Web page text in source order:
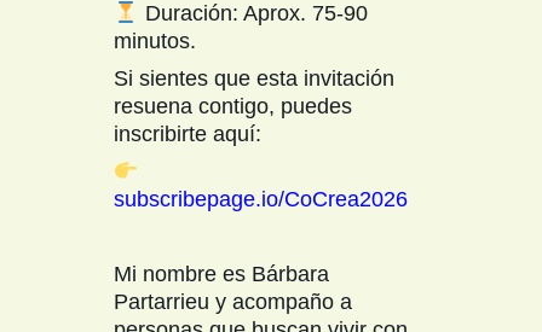
Duración: Aprox. 75-90
minutos.
Si sientes que esta invitación
resuena contigo, puedes
inscribirte aquí:
subscribepage.io/CoCrea2026
Mi nombre es Bárbara
Partarrieu y acompaño a